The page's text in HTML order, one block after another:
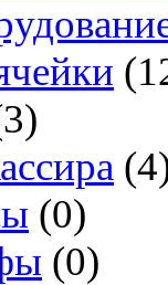
(0)
(0)